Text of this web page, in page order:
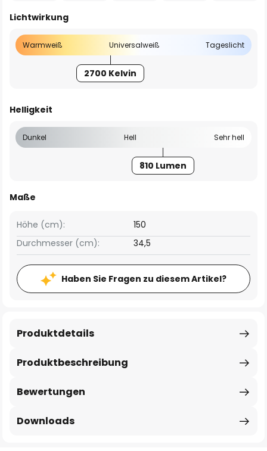
Lichtwirkung
Warmweiß Universalweiß Tageslicht
2700 Kelvin
Helligkeit
Dunkel Hell Sehr hell
810 Lumen
Maße
Höhe (cm):
150
Durchmesser (cm):
34,5
Haben Sie Fragen zu diesem Artikel?
Produktbeschreibung
Produktdetails
Bewertungen
Downloads